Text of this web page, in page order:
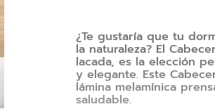
¿Te gustaría que tu
la naturaleza? El
lacada, es la elección
y elegante. Este
lámina melamínica
saludable.